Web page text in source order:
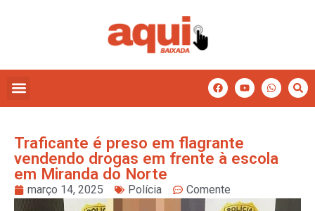
Traficante é preso em flagrante
vendendo drogas em frente à escola
em Miranda do Norte
março 14, 2025 Polícia Comente